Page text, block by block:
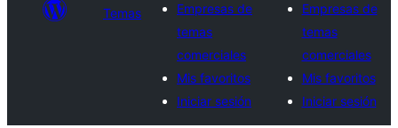
Temas
Empresas de
temas
comerciales
Mis favoritos
Iniciar sesión
Empresas de
temas
comerciales
Mis favoritos
Iniciar sesión